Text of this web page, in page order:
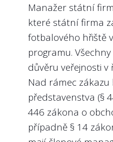
Poskytla státní
výkonnostní
performance
či nefinanční
předmětu
2024 nebo 2025
Doporučení:
Známé heslo říká,
neřídí“. Jak jinak
Manažer státní
které státní firma
fotbalového hřiště
programu.
důvěru veřejnosti
Nad rámec
představenstva (§
446 zákona o
případně§ 14